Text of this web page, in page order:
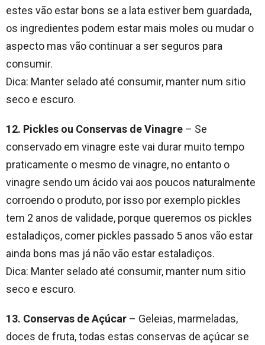
estes vão estar bons se a lata estiver bem guardada,
os ingredientes podem estar mais moles ou mudar o
aspecto mas vão continuar a ser seguros para
consumir.
Dica: Manter selado até consumir, manter num sitio
seco e escuro.
12. Pickles ou Conservas de Vinagre – Se
conservado em vinagre este vai durar muito tempo
praticamente o mesmo de vinagre, no entanto o
vinagre sendo um ácido vai aos poucos naturalmente
corroendo o produto, por isso por exemplo pickles
tem 2 anos de validade, porque queremos os pickles
estaladiços, comer pickles passado 5 anos vão estar
ainda bons mas já não vão estar estaladiços.
Dica: Manter selado até consumir, manter num sitio
seco e escuro.
13. Conservas de Açúcar – Geleias, marmeladas,
doces de fruta, todas estas conservas de açúcar se